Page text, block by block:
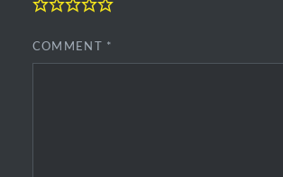
COMMENT *